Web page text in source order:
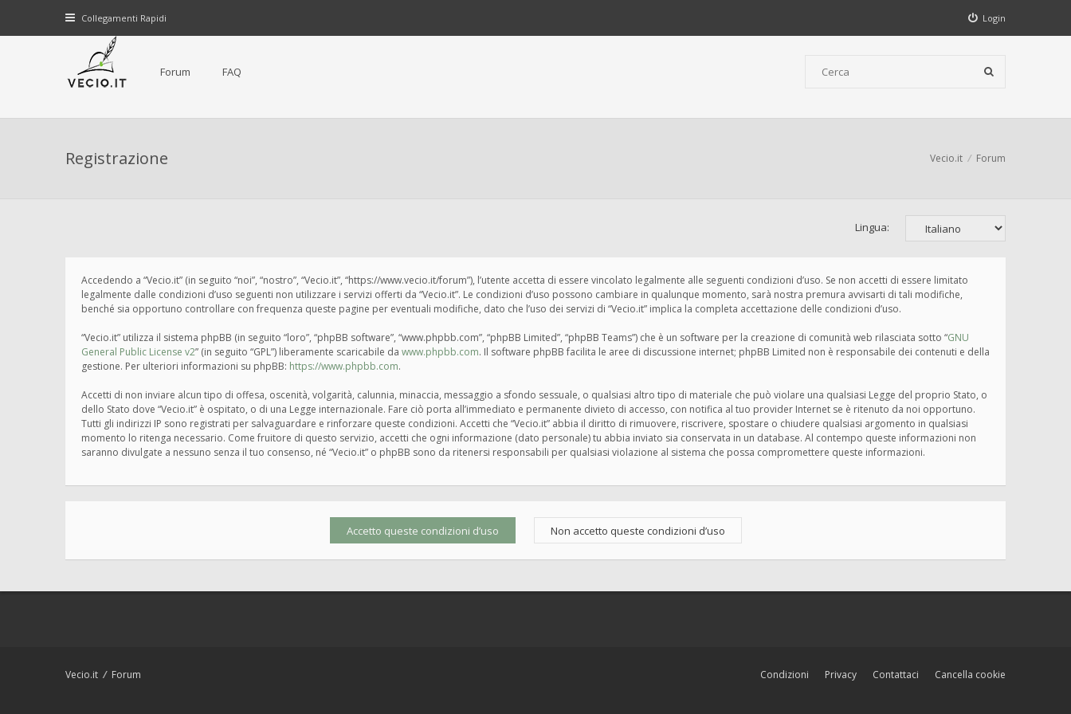
Collegamenti Rapidi Login
Forum FAQ
Registrazione Vecio.it Forum
Lingua:
Accedendo a “Vecio.it” (in seguito “noi”, “nostro”, “Vecio.it”, “https://www.vecio.it/forum”), l’utente accetta di essere vincolato legalmente alle seguenti condizioni d’uso. Se non accetti di essere limitato
legalmente dalle condizioni d’uso seguenti non utilizzare i servizi offerti da “Vecio.it”. Le condizioni d’uso possono cambiare in qualunque momento, sarà nostra premura avvisarti di tali modifiche,
benché sia opportuno controllare con frequenza queste pagine per eventuali modifiche, dato che l’uso dei servizi di “Vecio.it” implica la completa accettazione delle condizioni d’uso.
“Vecio.it” utilizza il sistema phpBB (in seguito “loro”, “phpBB software”, “www.phpbb.com”, “phpBB Limited”, “phpBB Teams”) che è un software per la creazione di comunità web rilasciata sotto “GNU
General Public License v2” (in seguito “GPL”) liberamente scaricabile da www.phpbb.com. Il software phpBB facilita le aree di discussione internet; phpBB Limited non è responsabile dei contenuti e della
gestione. Per ulteriori informazioni su phpBB: https://www.phpbb.com.
Accetti di non inviare alcun tipo di offesa, oscenità, volgarità, calunnia, minaccia, messaggio a sfondo sessuale, o qualsiasi altro tipo di materiale che può violare una qualsiasi Legge del proprio Stato, o
dello Stato dove “Vecio.it” è ospitato, o di una Legge internazionale. Fare ciò porta all’immediato e permanente divieto di accesso, con notifica al tuo provider Internet se è ritenuto da noi opportuno.
Tutti gli indirizzi IP sono registrati per salvaguardare e rinforzare queste condizioni. Accetti che “Vecio.it” abbia il diritto di rimuovere, riscrivere, spostare o chiudere qualsiasi argomento in qualsiasi
momento lo ritenga necessario. Come fruitore di questo servizio, accetti che ogni informazione (dato personale) tu abbia inviato sia conservata in un database. Al contempo queste informazioni non
saranno divulgate a nessuno senza il tuo consenso, né “Vecio.it” o phpBB sono da ritenersi responsabili per qualsiasi violazione al sistema che possa compromettere queste informazioni.
Vecio.it Forum Cancella cookie
Contattaci
Privacy
Condizioni